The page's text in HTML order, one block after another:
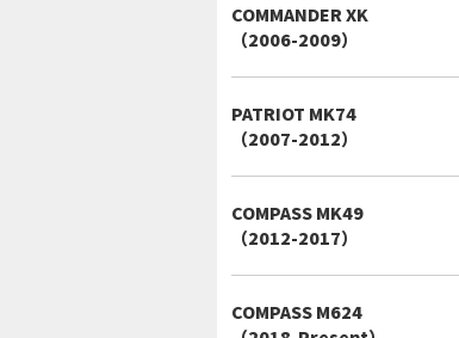
COMMANDER XK
（2006-2009）
PATRIOT MK74
（2007-2012）
COMPASS MK49
（2012-2017）
COMPASS M624